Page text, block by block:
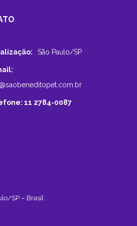
São Paulo/SP
11 2784-0087
SP – Brasil.